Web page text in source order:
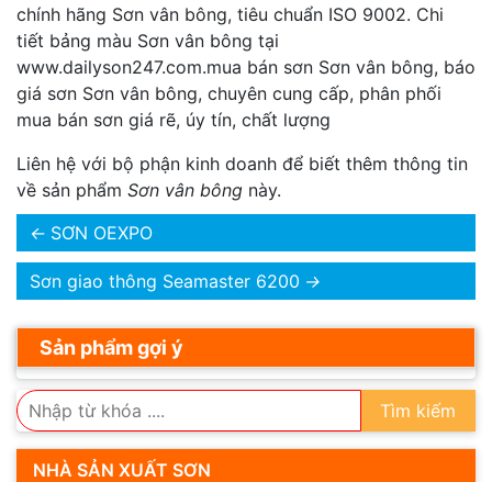
chính hãng Sơn vân bông, tiêu chuẩn ISO 9002. Chi
tiết bảng màu Sơn vân bông tại
www.dailyson247.com.mua bán sơn Sơn vân bông, báo
giá sơn Sơn vân bông, chuyên cung cấp, phân phối
mua bán sơn giá rẽ, úy tín, chất lượng
Liên hệ với bộ phận kinh doanh để biết thêm thông tin
về sản phẩm Sơn vân bông này.
← SƠN OEXPO
Sơn giao thông Seamaster 6200 →
Sản phẩm gợi ý
Tìm kiếm
NHÀ SẢN XUẤT SƠN